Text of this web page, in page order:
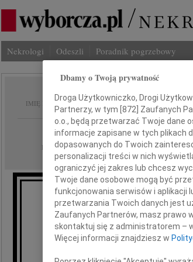
Nekrologi Odeszli Poradnik pogrzebowy
IMIĘ I NAZWISKO: Stanisław
REGION: Poznań
DATA EMISJI: 03.09.2021
W dniu 29 sierpnia 2021
nasz Kochany
Dbamy o Twoją prywatność
Droga Użytkowniczko, Drogi
Partnerzy, w tym [872] Zaufanych
o.o., będą przetwarzać Twoje dane
informacje zapisane w tych plikach
dopasowanych do Twoich
personalizacji treści w nich
ograniczyć jej zakres lub chcesz
Twoje dane osobowe mogą być
funkcjonowania serwisów i aplikacji
przetwarzania Twoich danych jest
Zaufanych Partnerów, masz prawo
skontaktuj się z administratorem –
Więcej informacji znajdziesz w